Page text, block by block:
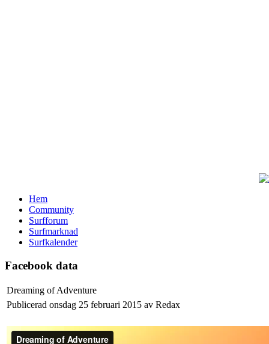
Hem
Community
Surfforum
Surfmarknad
Surfkalender
Facebook data
Dreaming of Adventure
Publicerad onsdag 25 februari 2015 av Redax